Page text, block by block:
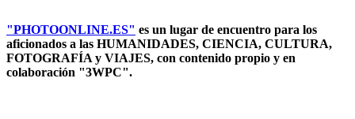
"PHOTOONLINE.ES" es un lugar de encuentro para los
aficionados a las HUMANIDADES, CIENCIA, CULTURA,
FOTOGRAFÍA y VIAJES, con contenido propio y en
colaboración "3WPC".